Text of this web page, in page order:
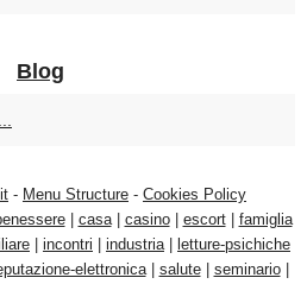
Blog
- Menu Structure - Cookies Policy
| casa| casino| escort| famiglia
incontri industria|
letture-psichiche
elettronica| salute| seminario|